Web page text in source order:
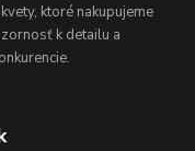
ktoré nakupujeme
k detailu a